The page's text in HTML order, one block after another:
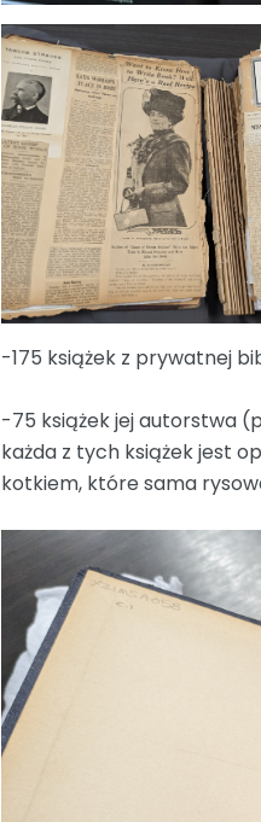
-175 książek z prywatnej
-75 książek jej autorstwa
każda z tych książek jest
kotkiem, które sama